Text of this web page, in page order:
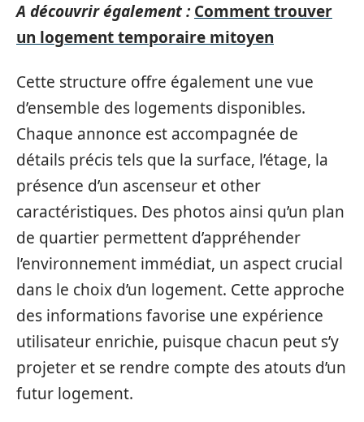
A découvrir également : Comment trouver
un logement temporaire mitoyen
Cette structure offre également une vue
d’ensemble des logements disponibles.
Chaque annonce est accompagnée de
détails précis tels que la surface, l’étage, la
présence d’un ascenseur et other
caractéristiques. Des photos ainsi qu’un plan
de quartier permettent d’appréhender
l’environnement immédiat, un aspect crucial
dans le choix d’un logement. Cette approche
des informations favorise une expérience
utilisateur enrichie, puisque chacun peut s’y
projeter et se rendre compte des atouts d’un
futur logement.